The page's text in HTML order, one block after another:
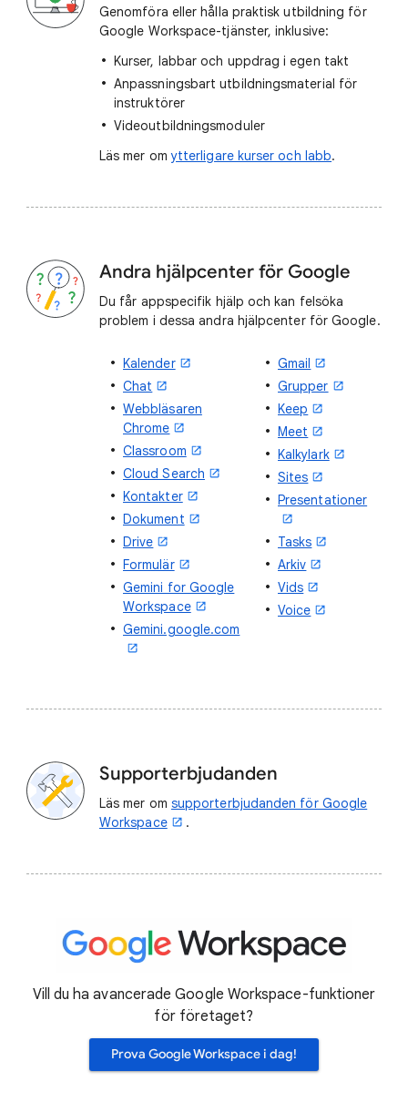
Genomföra eller hålla praktisk utbildning för
Google Workspace-tjänster, inklusive:
Kurser, labbar och uppdrag i egen takt
Anpassningsbart utbildningsmaterial för
instruktörer
Videoutbildningsmoduler
Läs mer omytterligare kurser och labb.
Andra hjälpcenter för Google
Du får appspecifik hjälp och kan felsöka
problem i dessa andra hjälpcenter för Google.
Kalender
Chat
Webbläsaren
Chrome
Classroom
Cloud Search
Kontakter
Dokument
Drive
Formulär
Gemini for Google
Workspace
Gemini.google.com
Gmail
Grupper
Keep
Meet
Kalkylark
Sites
Presentationer
Tasks
Arkiv
Vids
Voice
Supporterbjudanden
Läs mer om supporterbjudanden för Google
Workspace
.
Vill du ha avancerade Google Workspace-funktioner
för företaget?
Prova Google Workspace i dag!